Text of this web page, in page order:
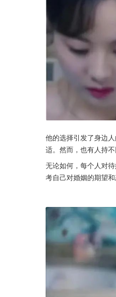
他的选择引发了身边
适。然而，也有人持
无论如何，每个人对
考自己对婚姻的期望